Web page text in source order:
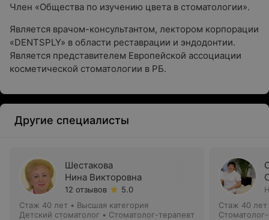
Член «Общества по изучению цвета в стоматологии».
Является врачом-консультантом, лектором корпорации
«DENTSPLY» в области реставрации и эндодонтии.
Является представителем Европейской ассоциации
косметической стоматологии в РБ.
Другие специалисты
Шестакова
Нина Викторовна
12 отзывов
5.0
Стаж 40 лет • Высшая категория
Детский стоматолог • Стоматолог-терапевт
Стаж 40 лет